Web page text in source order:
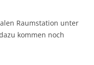
Raumstation unter
kommen noch